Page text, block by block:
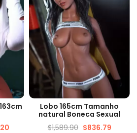
VISUALIZAÇÃO RÁPIDA
Lobo 165cm Tamanho
natural Boneca Sexual
$1,589.90 $836.79